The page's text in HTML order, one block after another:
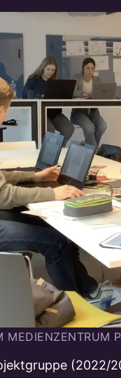
MEDIENZENTRUM
(2022/